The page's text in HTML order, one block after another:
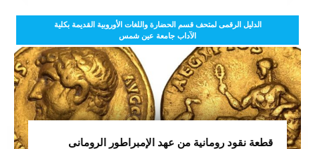
الدليل الرقمى لمتحف قسم الحضارة واللغات الأوروبية القديمة بكلية
الآداب جامعة عين شمس
قطعة نقود رومانية من عهد الإمبراطور الرومانى